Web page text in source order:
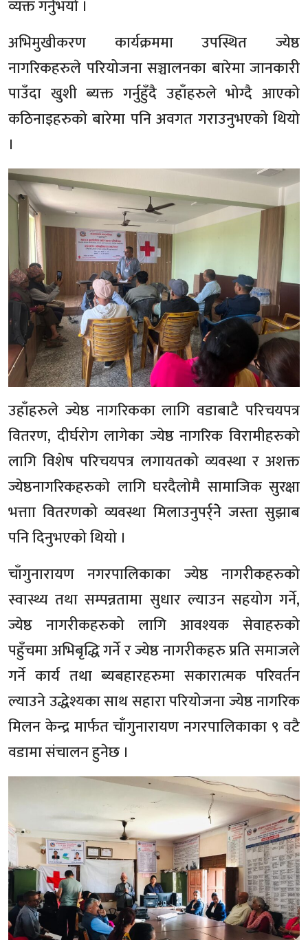
व्यक्त गर्नुभयो ।
अभिमुखीकरण कार्यक्रममा उपस्थित ज्येष्ठ
नागरिकहरुले परियोजना सञ्चालनका बारेमा जानकारी
पाउँदा खुशी ब्यक्त गर्नुहुँदै उहाँहरुले भोग्दै आएको
कठिनाइहरुको बारेमा पनि अवगत गराउनुभएको थियो
।
उहाँहरुले ज्येष्ठ नागरिकका लागि वडाबाटै परिचयपत्र
वितरण, दीर्घरोग लागेका ज्येष्ठ नागरिक विरामीहरुको
लागि विशेष परिचयपत्र लगायतको व्यवस्था र अशक्त
ज्येष्ठनागरिकहरुको लागि घरदैलोमै सामाजिक सुरक्षा
भत्ताा वितरणको व्यवस्था मिलाउनुपर्र्नेे जस्ता सुझाब
पनि दिनुभएको थियो ।
चाँगुनारायण नगरपालिकाका ज्येष्ठ नागरीकहरुको
स्वास्थ्य तथा सम्पन्नतामा सुधार ल्याउन सहयोग गर्ने,
ज्येष्ठ नागरीकहरुको लागि आवश्यक सेवाहरुको
पहुँचमा अभिबृद्धि गर्ने र ज्येष्ठ नागरीकहरु प्रति समाजले
गर्ने कार्य तथा ब्यबहारहरुमा सकारात्मक परिवर्तन
ल्याउने उद्धेश्यका साथ सहारा परियोजना ज्येष्ठ नागरिक
मिलन केन्द्र मार्फत चाँगुनारायण नगरपालिकाका ९ वटै
वडामा संचालन हुनेछ ।